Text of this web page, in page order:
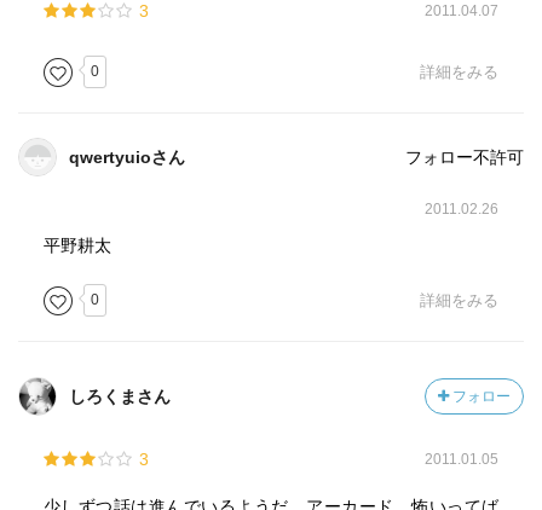
3 2011.04.07
0 詳細をみる
qwertyuioさん フォロー不許可
2011.02.26
平野耕太
0 詳細をみる
しろくまさん フォロー
3 2011.01.05